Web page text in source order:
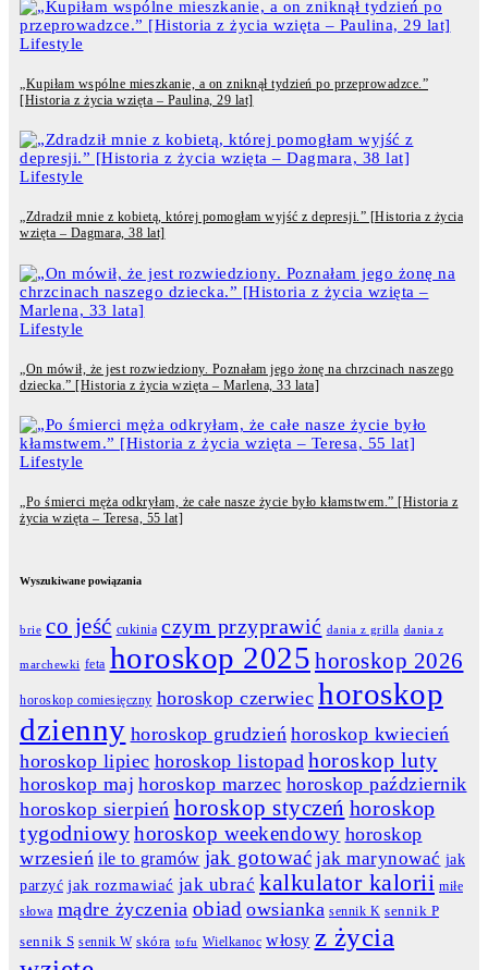
Lifestyle
„Kupiłam wspólne mieszkanie, a on zniknął tydzień po przeprowadzce.”
[Historia z życia wzięta – Paulina, 29 lat]
Lifestyle
„Zdradził mnie z kobietą, której pomogłam wyjść z depresji.” [Historia z życia
wzięta – Dagmara, 38 lat]
Lifestyle
„On mówił, że jest rozwiedziony. Poznałam jego żonę na chrzcinach naszego
dziecka.” [Historia z życia wzięta – Marlena, 33 lata]
Lifestyle
„Po śmierci męża odkryłam, że całe nasze życie było kłamstwem.” [Historia z
życia wzięta – Teresa, 55 lat]
Wyszukiwane powiązania
brie co jeść cukinia czym przyprawić dania z grilla dania z
marchewki feta horoskop 2025 horoskop 2026
horoskop comiesięczny horoskop czerwiec horoskop
dzienny horoskop grudzień horoskop kwiecień
horoskop lipiec horoskop listopad horoskop luty
horoskop maj horoskop marzec horoskop październik
horoskop sierpień horoskop styczeń horoskop
tygodniowyhoroskop weekendowy horoskop
wrzesień ile to gramów jak gotować jak marynować jak
parzyć jak rozmawiać jak ubrać kalkulator kalorii miłe
słowa mądre życzenia obiad owsianka sennik K sennik P
sennik S sennik W skóra tofu Wielkanoc włosy z życia